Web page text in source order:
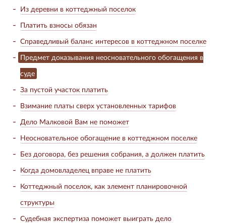
Из деревни в коттеджный поселок
Платить взносы обязан
Справедливый баланс интересов в коттеджном поселке
Предмет доказывания неосновательного обогащения в
суде
За пустой участок платить
Взимание платы сверх установленных тарифов
Дело Малковой Вам не поможет
Неосновательное обогащение в коттеджном поселке
Без договора, без решения собрания, а должен платить
Когда домовладелец вправе не платить
Коттеджный поселок, как элемент планировочной
структуры
Судебная экспертиза поможет выиграть дело